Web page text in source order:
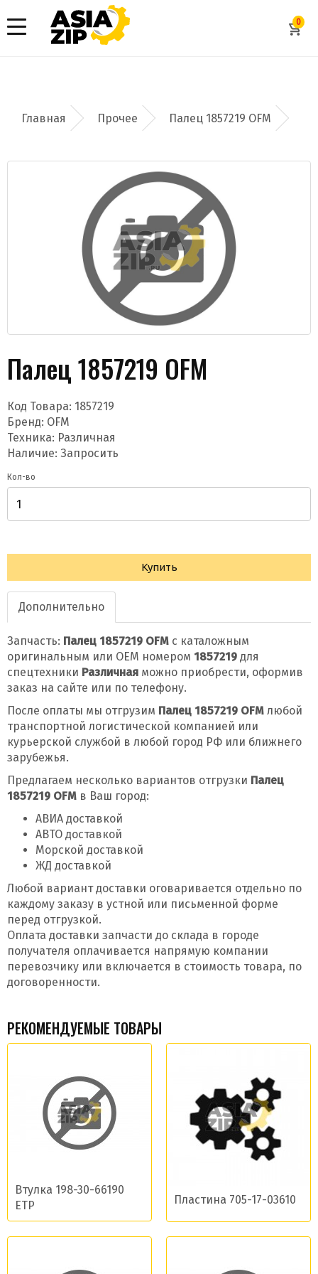
0
Добавить заявку
Допустимые форматы: .xls, .xlsx
Даю согласие на обработку моих данных и
получение новостей
Прочее Палец 1857219 OFM
Палец 1857219 OFM
Код Товара: 1857219
Бренд: OFM
Техника: Различная
Наличие: Запросить
Кол-во
Купить
Дополнительно
Запчасть: Палец 1857219 OFM с каталожным
оригинальным или OEM номером 1857219 для
спецтехники Различная можно приобрести, оформив
заказ на сайте или по телефону.
После оплаты мы отгрузим Палец 1857219 OFM любой
транспортной логистической компанией или
курьерской службой в любой город РФ или ближнего
зарубежья.
Предлагаем несколько вариантов отгрузки Палец
1857219 OFM в Ваш город:
АВИА доставкой
АВТО доставкой
Морской доставкой
ЖД доставкой
Любой вариант доставки оговаривается отдельно по
каждому заказу в устной или письменной форме
перед отгрузкой.
Оплата доставки запчасти до склада в городе
получателя оплачивается напрямую компании
перевозчику или включается в стоимость товара, по
договоренности.
РЕКОМЕНДУЕМЫЕ ТОВАРЫ
Втулка 198-30-66190
ETP
Пластина 705-17-03610